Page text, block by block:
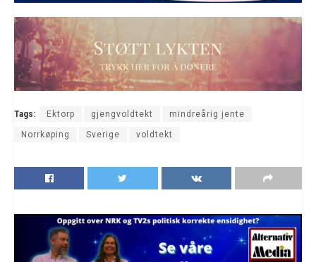
Tags: Ektorp gjengvoldtekt mindreårig jente
Norrkøping Sverige voldtekt